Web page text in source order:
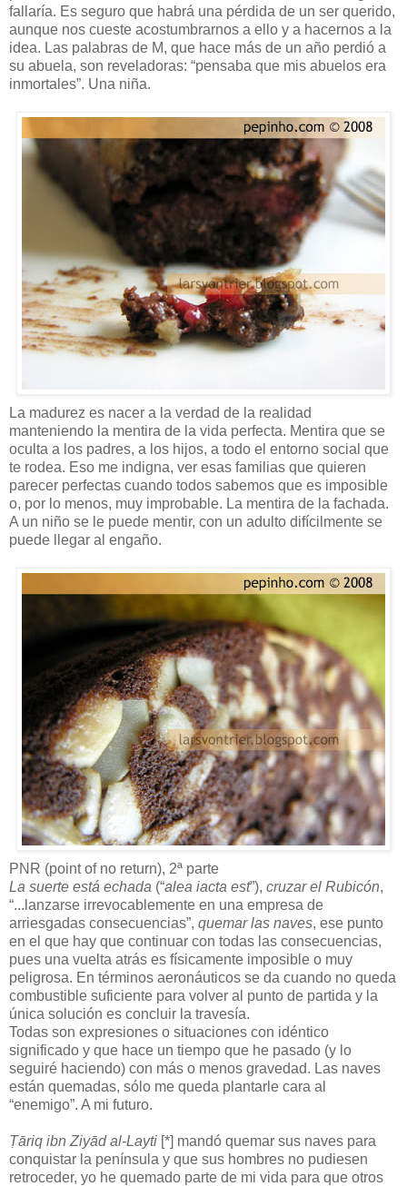
fallaría. Es seguro que habrá una pérdida de un ser querido,
aunque nos cueste acostumbrarnos a ello y a hacernos a la
idea. Las palabras de M, que hace más de un año perdió a
su abuela, son reveladoras: “pensaba que mis abuelos era
inmortales”. Una niña.
La madurez es nacer a la verdad de la realidad
manteniendo la mentira de la vida perfecta. Mentira que se
oculta a los padres, a los hijos, a todo el entorno social que
te rodea. Eso me indigna, ver esas familias que quieren
parecer perfectas cuando todos sabemos que es imposible
o, por lo menos, muy improbable. La mentira de la fachada.
A un niño se le puede mentir, con un adulto difícilmente se
puede llegar al engaño.
PNR (point of no return), 2ª parte
La suerte está echada (“alea iacta est”), cruzar el Rubicón,
“...lanzarse irrevocablemente en una empresa de
arriesgadas consecuencias”, quemar las naves, ese punto
en el que hay que continuar con todas las consecuencias,
pues una vuelta atrás es físicamente imposible o muy
peligrosa. En términos aeronáuticos se da cuando no queda
combustible suficiente para volver al punto de partida y la
única solución es concluir la travesía.
Todas son expresiones o situaciones con idéntico
significado y que hace un tiempo que he pasado (y lo
seguiré haciendo) con más o menos gravedad. Las naves
están quemadas, sólo me queda plantarle cara al
“enemigo”. A mi futuro.
Ṭāriq ibn Ziyād al-Layti [*] mandó quemar sus naves para
conquistar la península y que sus hombres no pudiesen
retroceder, yo he quemado parte de mi vida para que otros